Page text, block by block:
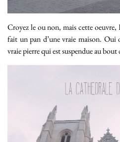
Croyez le ou non, mais cette oeuvre,
fait un pan d’une vraie maison. Oui
vraie pierre qui est suspendue au